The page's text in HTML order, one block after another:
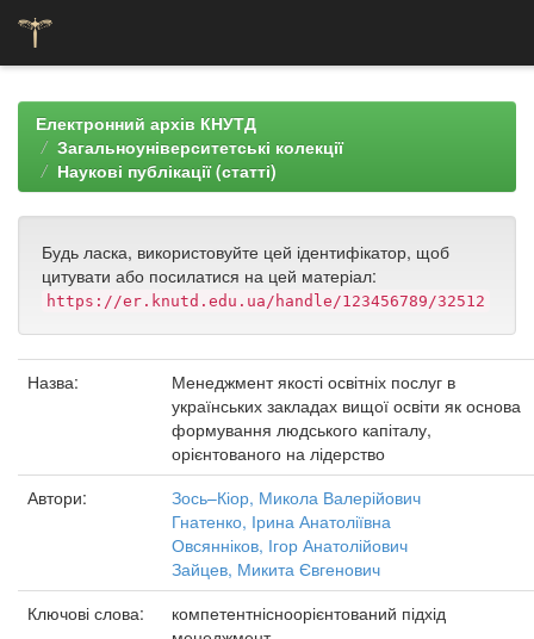
navigationЕлектронний архів КНУТД
Загальноуніверситетські колекції
Наукові публікації (статті)
Будь ласка, використовуйте цей ідентифікатор, щоб
цитувати або посилатися на цей матеріал:
https://er.knutd.edu.ua/handle/123456789/32512
Назва:
Менеджмент якості освітніх послуг в
українських закладах вищої освіти як основа
формування людського капіталу,
орієнтованого на лідерство
Автори:
Зось–Кіор, Микола Валерійович
Гнатенко, Ірина Анатоліївна
Овсянніков, Ігор Анатолійович
Зайцев, Микита Євгенович
Ключові слова:
компетентнісноорієнтований підхід